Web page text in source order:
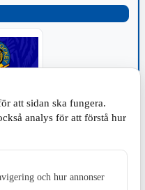
att sidan ska fungera.
analys för att förstå hur
och hur annonser